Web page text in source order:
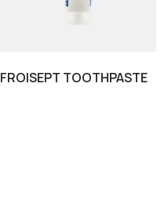
FROISEPT TOOTHPASTE